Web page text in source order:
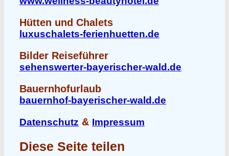
Hütten und Chalets
luxuschalets-ferienhuetten.de
Bilder Reiseführer
sehenswerter-bayerischer-wald.de
Bauernhofurlaub
bauernhof-bayerischer-wald.de
Datenschutz & Impressum
Diese Seite teilen